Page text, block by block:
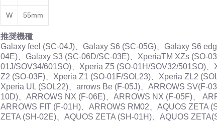
W 55mm
推奨機種
Galaxy feel (SC-04J)、Galaxy S6 (SC-05G)、Galaxy S6
04E)、Galaxy S3 (SC-06D/SC-03E)、XperiaTM XZs (SO-
01J/SOV34/601SO)、Xperia Z5 (SO-01H/SOV32/501SO)
Z2 (SO-03F)、Xperia Z1 (SO-01F/SOL23)、Xperia ZL2
Xperia UL (SOL22)、arrows Be (F-05J)、ARROWS SV(F-
10D)、ARROWS NX (F-06E)、ARROWS NX (F-05F)、
ARROWS FIT (F-01H)、ARROWS RM02、AQUOS ZETA
ZETA (SH-02E)、AQUOS ZETA (SH-01H)、AQUOS